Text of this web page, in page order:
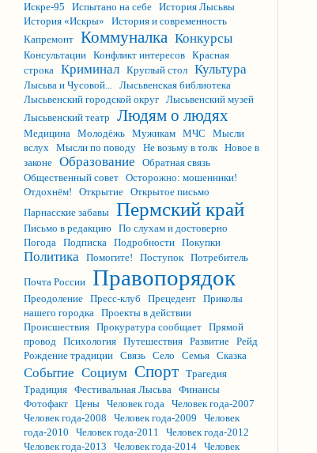
Искре-95
Испытано на себе История Лысьвы
История «Искры»
История и современность
Капремонт Коммуналка Конкурсы
Консультации Конфликт интересов Красная
строка Криминал Круглый стол Культура
Лысьва и Чусовой... Лысьвенская библиотека
Лысьвенский городской округ Лысьвенский музей
Лысьвенский театр
Людям о людях
Медицина Молодёжь Мужикам МЧС
Мысли
вслух Мысли по поводу Не возьму в толк Новое в
законе Образование
Обратная связь
Общественный совет Осторожно: мошенники!
Отдохнём!
Открытие Открытое письмо
Парнасские забавы Пермский край
Письмо в редакцию По слухам и достоверно
Погода Подписка Подробности Покупки
Политика Помогите! Поступок Потребитель
Почта России Правопорядок
Преодоление Пресс-клуб Прецедент Приколы
нашего городка Проекты в действии
Происшествия Прокуратура сообщает Прямой
провод Психология Путешествия Развитие Рейд
Рождение традиции Связь Село Семья Сказка
Событие Социум Спорт Трагедия
Традиция Фестивальная Лысьва Финансы
Фотофакт Цены Человек года Человек года-2007
Человек года-2008
Человек года-2009
Человек
года-2010
Человек года-2011
Человек года-2012
Человек года-2013
Человек года-2014 Человек